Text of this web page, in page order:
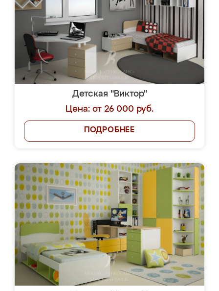
Детская "Виктор"
Цена: от 26 000 руб.
ПОДРОБНЕЕ